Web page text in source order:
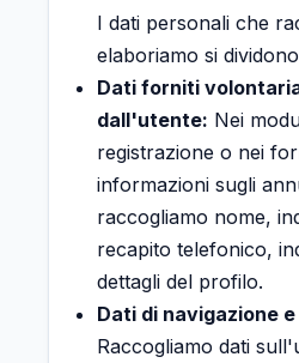
I dati personali che
elaboriamo si
Dati forniti
dall'utente: Nei
registrazione o nei
informazioni sugli
raccogliamo nome,
recapito telefonico,
dettagli del profilo.
Dati di navigazione
Raccogliamo dati